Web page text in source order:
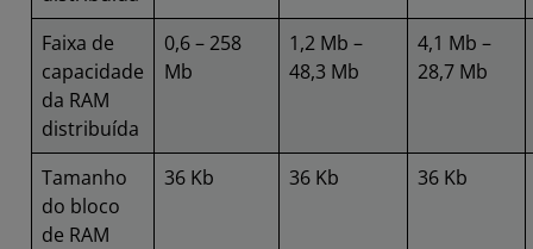
Faixa de
capacidade
da RAM
distribuída
0,6 – 258
Mb
1,2 Mb –
48,3 Mb
4,1 Mb –
28,7 Mb
Tamanho
do bloco
de RAM
36 Kb 36 Kb 36 Kb